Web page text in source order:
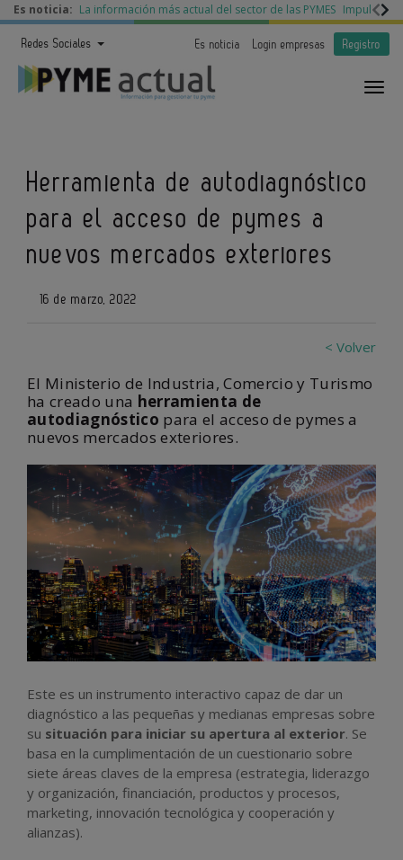
Es noticia: La información más actual del sector de las PYMES Impulso a
Redes Sociales Es noticia Login empresas Registro
Herramienta de autodiagnóstico
para el acceso de pymes a
nuevos mercados exteriores
16 de marzo, 2022
< Volver
El Ministerio de Industria, Comercio y Turismo
ha creado una herramienta de
autodiagnóstico para el acceso de pymes a
nuevos mercados exteriores.
Este es un instrumento interactivo capaz de dar un
diagnóstico a las pequeñas y medianas empresas sobre
su situación para iniciar su apertura al exterior. Se
basa en la cumplimentación de un cuestionario sobre
siete áreas claves de la empresa (estrategia, liderazgo
y organización, financiación, productos y procesos,
marketing, innovación tecnológica y cooperación y
alianzas).